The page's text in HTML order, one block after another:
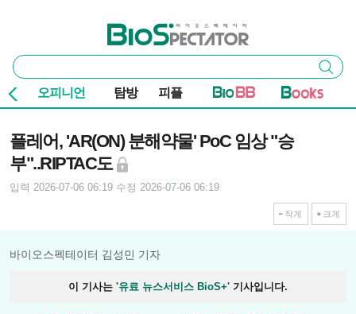
바이오스펙테이터
통
합
검
색
검색
오피니언 탐방 피플
플레어, 'AR(ON) 분해약물' PoC 임상 "승
부"..RIPTAC도
입력 2026-07-06 06:19 수정 2026-07-06 06:19
작게 크게
바이오스펙테이터 김성민 기자
이 기사는 '유료 뉴스서비스 BioS+' 기사입니다.